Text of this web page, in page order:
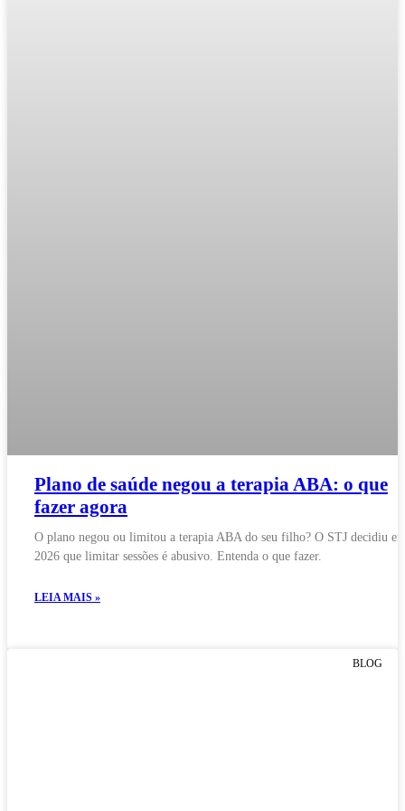
Plano de saúde negou a terapia ABA: o que
fazer agora
O plano negou ou limitou a terapia ABA do seu filho? O STJ decidiu
2026 que limitar sessões é abusivo. Entenda o que fazer.
LEIA MAIS »
BLOG